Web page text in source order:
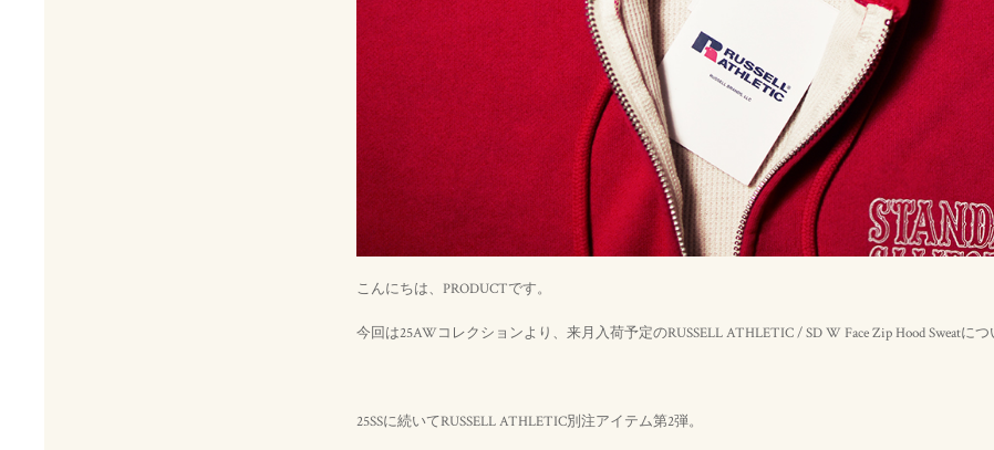
こんにちは、PRODUCTです。
今回は25AWコレクションより、来月入荷予定のRUSSELL ATHLETIC / SD W Face Zip Hood Sweatにつ
25SSに続いてRUSSELL ATHLETIC別注アイテム第2弾。